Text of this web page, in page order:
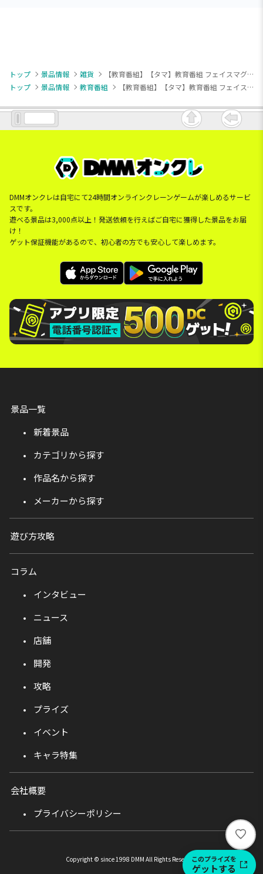
トップ 景品情報 雑貨
【教育番組】【タマ】教育番組 フェイスマグカップ
トップ
景品情報 教育番組 【教育番組】【タマ】教育番組 フェイスマグカップ
DMMオンクレは自宅にて24時間オンラインクレーンゲームが楽しめるサービ
スです。
遊べる景品は3,000点以上！発送依頼を行えばご自宅に獲得した景品をお届
け！
ゲット保証機能があるので、初心者の方でも安心して楽しめます。
い
い
このプライズを
ゲットする
景品一覧
新着景品
カテゴリから探す
作品名から探す
メーカーから探す
遊び方攻略
コラム
インタビュー
ニュース
店舗
開発
攻略
プライズ
イベント
キャラ特集
会社概要
プライバシーポリシー
Copyright © since 1998 DMM All Rights Reserved.